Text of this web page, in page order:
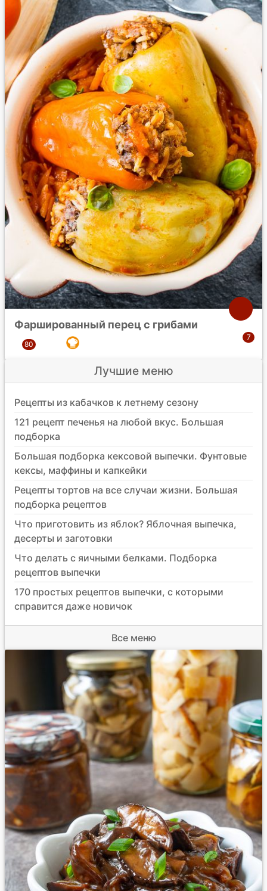
Фаршированный перец с грибами
Лучшие меню
Рецепты из кабачков к летнему сезону
121 рецепт печенья на любой вкус. Большая
подборка
Большая подборка кексовой выпечки. Фунтовые
кексы, маффины и капкейки
Рецепты тортов на все случаи жизни. Большая
подборка рецептов
Что приготовить из яблок? Яблочная выпечка,
десерты и заготовки
Что делать с яичными белками. Подборка
рецептов выпечки
170 простых рецептов выпечки, с которыми
справится даже новичок
Все меню